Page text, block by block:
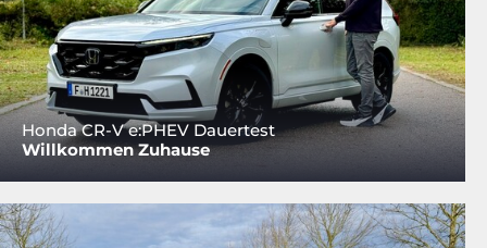
Honda CR-V e:PHEV Dauertest
Willkommen Zuhause